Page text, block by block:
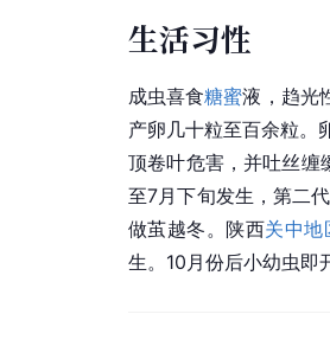
生活习性
成虫喜食糖蜜液，趋光
产卵几十粒至百余粒。
顶卷叶危害，并吐丝缠
至7月下旬发生，第二
做茧越冬。陕西关中地
生。10月份后小幼虫即